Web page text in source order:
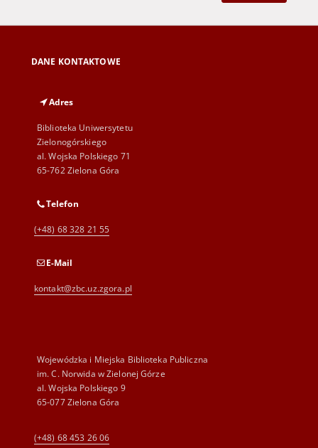
DANE KONTAKTOWE
Adres
Biblioteka Uniwersytetu
Zielonogórskiego
al. Wojska Polskiego 71
65-762 Zielona Góra
Telefon
(+48) 68 328 21 55
E-Mail
kontakt@zbc.uz.zgora.pl
Wojewódzka i Miejska Biblioteka Publiczna
im. C. Norwida w Zielonej Górze
al. Wojska Polskiego 9
65-077 Zielona Góra
(+48) 68 453 26 06